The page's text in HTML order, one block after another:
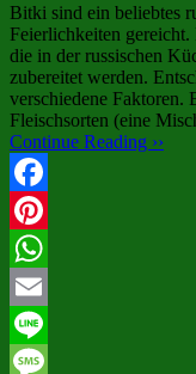
Bitki sind ein beliebtes
Feierlichkeiten
die in der russischen
zubereitet werden.
verschiedene Faktoren.
Fleischsorten (eine
Continue Reading ››
Facebook
Pinterest
WhatsApp
Email
Line